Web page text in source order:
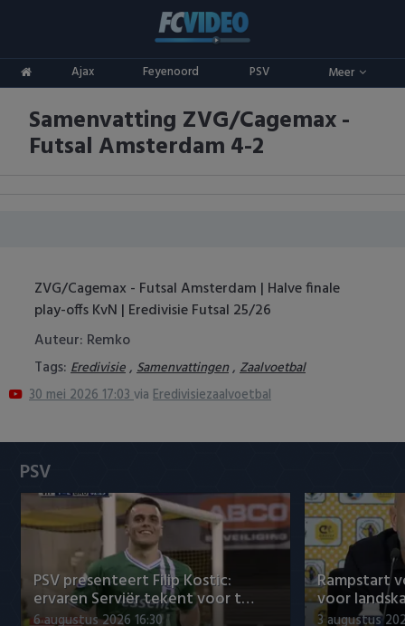
Ajax Feyenoord PSV Meer
ADO Den Haag
Ajax
FC Twente
FC Utrecht
Feyenoord
NAC Breda
PEC Zwolle
Roda JC
Competities
Eredivisie
Vrouwenvoetbal
Champions League
Europa League
Oranje
Samenvatting ZVG/Cagemax -
Futsal Amsterdam 4-2
ZVG/Cagemax - Futsal Amsterdam | Halve finale
play-offs KvN | Eredivisie Futsal 25/26
Auteur: Remko
Tags: Eredivisie, Samenvattingen, Zaalvoetbal
30 mei 2026 17:03via Eredivisiezaalvoetbal
PSV
PSV presenteert Filip Kostic:
ervaren Serviër tekent voor t…
6 augustus 2026 16:30
Rampstart
voor
3 augustus